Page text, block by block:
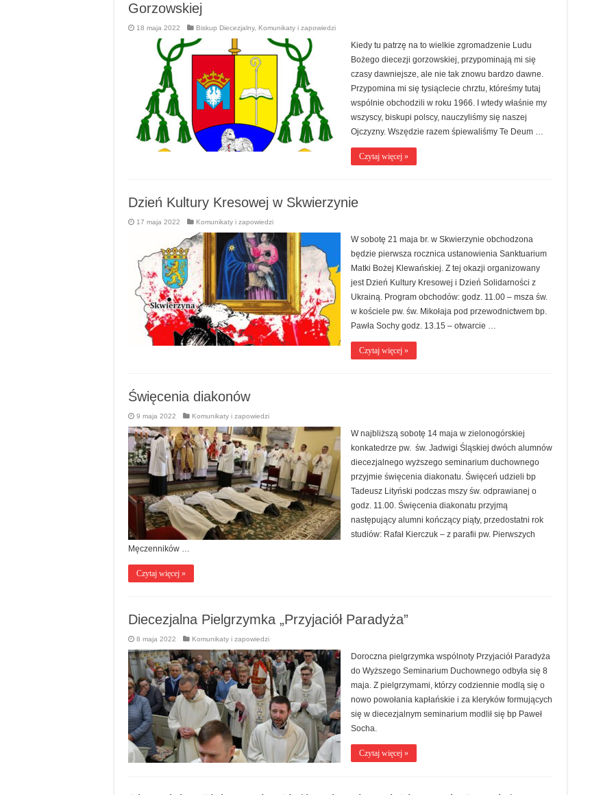
Gorzowskiej
18 maja 2022 Biskup Diecezjalny, Komunikaty i zapowiedzi
Kiedy tu patrzę na to wielkie zgromadzenie Ludu
Bożego diecezji gorzowskiej, przypominają mi się
czasy dawniejsze, ale nie tak znowu bardzo dawne.
Przypomina mi się tysiąclecie chrztu, któreśmy tutaj
wspólnie obchodzili w roku 1966. I wtedy właśnie my
wszyscy, biskupi polscy, nauczyliśmy się naszej
Ojczyzny. Wszędzie razem śpiewaliśmy Te Deum …
Czytaj więcej »
Dzień Kultury Kresowej w Skwierzynie
17 maja 2022 Komunikaty i zapowiedzi
W sobotę 21 maja br. w Skwierzynie obchodzona
będzie pierwsza rocznica ustanowienia Sanktuarium
Matki Bożej Klewańskiej. Z tej okazji organizowany
jest Dzień Kultury Kresowej i Dzień Solidarności z
Ukrainą. Program obchodów: godz. 11.00 – msza św.
w kościele pw. św. Mikołaja pod przewodnictwem bp.
Pawła Sochy godz. 13.15 – otwarcie …
Czytaj więcej »
Święcenia diakonów
9 maja 2022 Komunikaty i zapowiedzi
W najbliższą sobotę 14 maja w zielonogórskiej
konkatedrze pw. św. Jadwigi Śląskiej dwóch alumnów
diecezjalnego wyższego seminarium duchownego
przyjmie święcenia diakonatu. Święceń udzieli bp
Tadeusz Lityński podczas mszy św. odprawianej o
godz. 11.00. Święcenia diakonatu przyjmą
następujący alumni kończący piąty, przedostatni rok
studiów: Rafał Kierczuk – z parafii pw. Pierwszych
Męczenników …
Czytaj więcej »
Diecezjalna Pielgrzymka „Przyjaciół Paradyża”
8 maja 2022 Komunikaty i zapowiedzi
Doroczna pielgrzymka wspólnoty Przyjaciół Paradyża
do Wyższego Seminarium Duchownego odbyła się 8
maja. Z pielgrzymami, którzy codziennie modlą się o
nowo powołania kapłańskie i za kleryków formujących
się w diecezjalnym seminarium modlił się bp Paweł
Socha.
Czytaj więcej »